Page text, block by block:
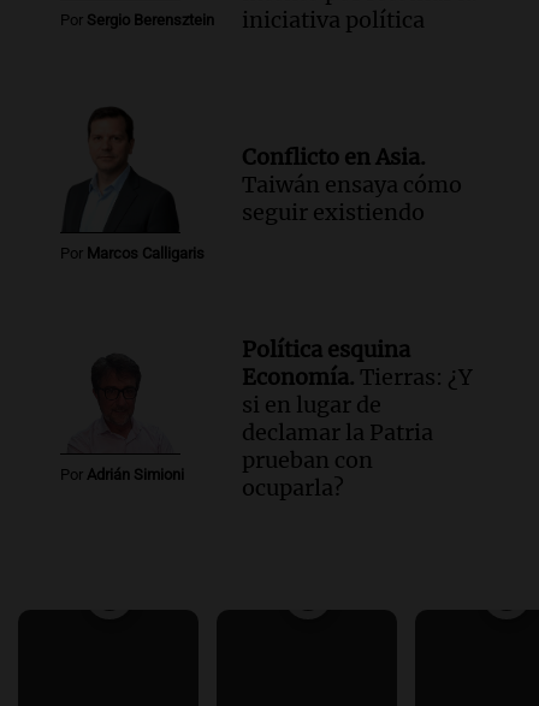
Por Sergio Berensztein
iniciativa política
Por Marcos Calligaris
Conflicto en Asia.
Taiwán ensaya cómo
seguir existiendo
Por Adrián Simioni
Política esquina
Economía. Tierras: ¿Y
si en lugar de
declamar la Patria
prueban con
ocuparla?